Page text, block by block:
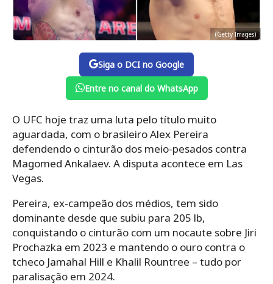
(Getty Images)
Siga o DCI no Google
Entre no canal do WhatsApp
O UFC hoje traz uma luta pelo título muito
aguardada, com o brasileiro Alex Pereira
defendendo o cinturão dos meio-pesados ​​contra
Magomed Ankalaev. A disputa acontece em Las
Vegas.
Pereira, ex-campeão dos médios, tem sido
dominante desde que subiu para 205 lb,
conquistando o cinturão com um nocaute sobre Jiri
Prochazka em 2023 e mantendo o ouro contra o
tcheco Jamahal Hill e Khalil Rountree – tudo por
paralisação em 2024.